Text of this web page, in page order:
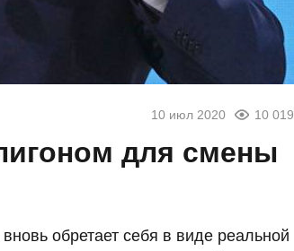
10 июл 2020 10 019
для смены
обретает себя в виде реальной